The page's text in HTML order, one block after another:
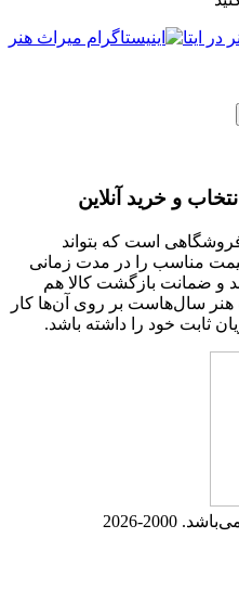
و خرید آنلاین
فروشگاهی است که بتواند
قیمت مناسب را در مدت زمانی
و ضمانت بازگشت کالا هم
هنر سال‌هاست بر روی آن‌ها کار
ثابت خود را داشته باشد.
2026